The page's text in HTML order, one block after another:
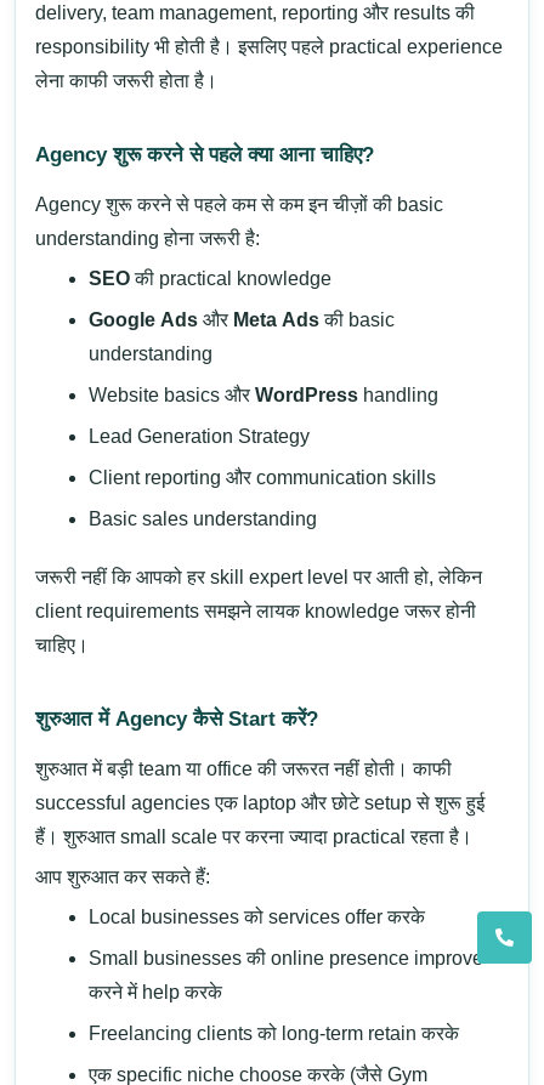
delivery, team management, reporting और results की
responsibility भी होती है। इसलिए पहले practical experience
लेना काफी जरूरी होता है।
Agency शुरू करने से पहले क्या आना चाहिए?
Agency शुरू करने से पहले कम से कम इन चीज़ों की basic
understanding होना जरूरी है:
SEOकी practical knowledge
Google Ads और Meta Adsकी basic
understanding
Website basics और WordPress handling
Lead Generation Strategy
Client reporting और communication skills
Basic sales understanding
जरूरी नहीं कि आपको हर skill expert level पर आती हो, लेकिन
client requirements समझने लायक knowledge जरूर होनी
चाहिए।
शुरुआत में Agency कैसे Start करें?
शुरुआत में बड़ी team या office की जरूरत नहीं होती। काफी
successful agencies एक laptop और छोटे setup से शुरू हुई
हैं। शुरुआत small scale पर करना ज्यादा practical रहता है।
आप शुरुआत कर सकते हैं:
Local businesses को services offer करके
Small businesses की online presence improve
करने में help करके
Freelancing clients को long-term retain करके
एक specific niche choose करके (जैसे Gym